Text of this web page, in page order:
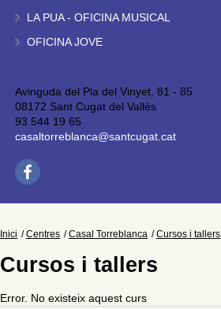
LA PUA - OFICINA MUSICAL
OFICINA JOVE
Avinguda del Pla del Vinyet, 81 - 85
08172 Sant Cugat del Vallès
93 544 19 65
casaltorreblanca@santcugat.cat
Inici Centres Casal Torreblanca Cursos i tallers
Cursos i tallers
Error. No existeix aquest curs